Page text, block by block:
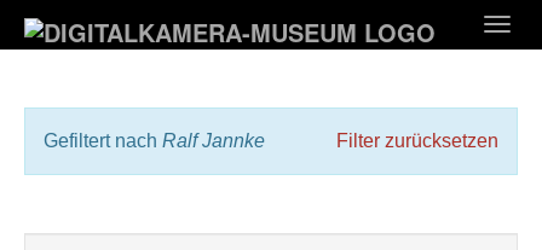
Hauptinhalt
Gefiltert nach Ralf Jannke Filter zurücksetzen